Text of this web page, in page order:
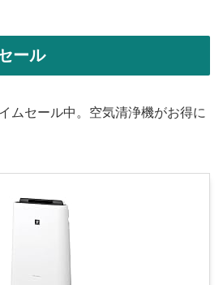
ール
ムセール中。空気清浄機がお得に